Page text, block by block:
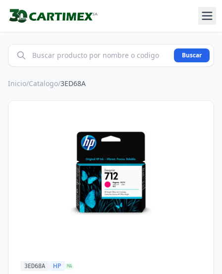
Buscar
Inicio/Catalogo/3ED68A
3ED68A HP MA